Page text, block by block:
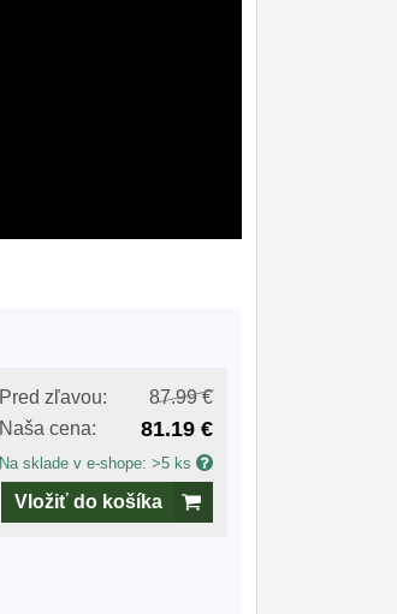
Pred zľavou:
87.99 €
Naša cena:
81.19 €
Na sklade v e-shope: >5 ks
Vložiť do košíka